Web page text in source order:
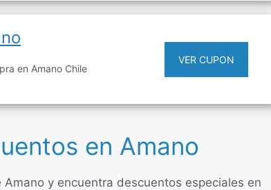
en Amano Chile
VER CUPON
en Amano
y encuentra descuentos especiales en